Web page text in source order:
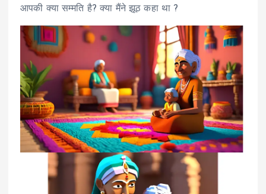
आपकी क्या सम्मति है? क्या मैंने झूठ कहा था ?